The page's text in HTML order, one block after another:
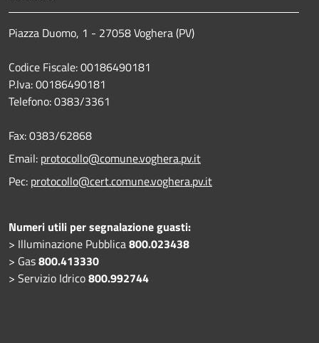
Piazza Duomo, 1 - 27058 Voghera (PV)
Codice Fiscale: 00186490181
P.Iva: 00186490181
Telefono:0383/3361
Fax:0383/62868
Email: protocollo@comune.voghera.pv.it
Pec: protocollo@cert.comune.voghera.pv.it
Numeri utili per segnalazione guasti:
> Illuminazione Pubblica800.023438
> Gas800.413330
> Servizio Idrico800.992744